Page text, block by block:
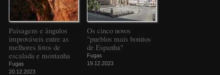
Paisagens e ângulos
improváveis entre as
melhores fotos de
escalada e montanha
Fugas
20.12.2023
Os cinco novos
"pueblos mais bonitos
de Espanha"
Fugas
19.12.2023